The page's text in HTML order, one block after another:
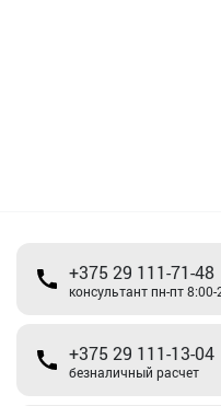
+375 29 111-71-48
консультант пн-пт
+375 29 111-13-04
безналичный расчет